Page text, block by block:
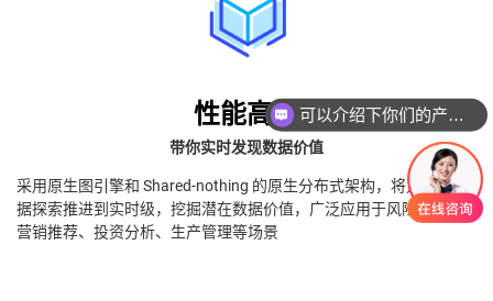
性能高效
带你实时发现数据价值
采用原生图引擎和 Shared-nothing 的原生分布式架构，将万亿级数
据探索推进到实时级，挖掘潜在数据价值，广泛应用于风险控制、
营销推荐、投资分析、生产管理等场景
你们是怎么收费的呢